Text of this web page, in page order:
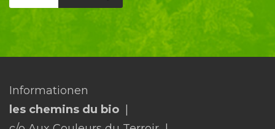
Informationen
les chemins du bio